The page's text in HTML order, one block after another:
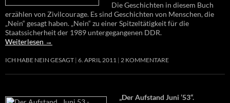
Die Geschichten in diesem Buch
erzählen von Zivilcourage. Es sind Geschichten von Menschen, die
„Nein“ gesagt haben. „Nein“ zu einer Spitzeltätigkeit für die
Staatssicherheit der 1989 untergegangenen DDR.
Weiterlesen →
ICH HABE NEIN GESAGT 6. APRIL 2011 2 KOMMENTARE
„Der Aufstand Juni ’53“.